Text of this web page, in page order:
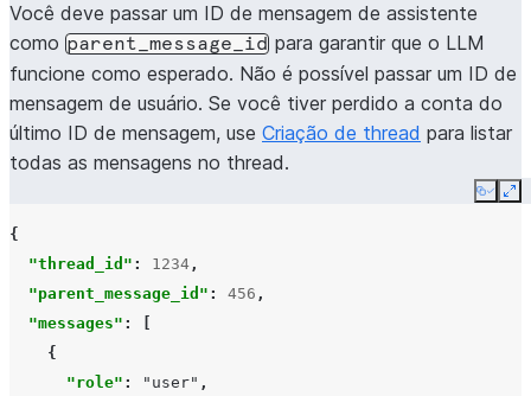
Você deve passar um ID de mensagem de assistente
como parent_message_id para garantir que o LLM
funcione como esperado. Não é possível passar um ID de
mensagem de usuário. Se você tiver perdido a conta do
último ID de mensagem, use Criação de thread para listar
todas as mensagens no thread.
Copy
{
"thread_id" : 1234 ,
"parent_message_id" : 456 ,
"messages" :
{
"role" : "user" ,